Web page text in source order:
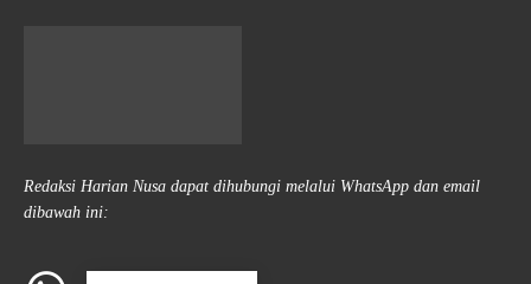
Redaksi Harian Nusa dapat dihubungi melalui WhatsApp dan email
dibawah ini: